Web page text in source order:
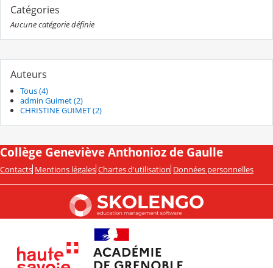
Catégories
Aucune catégorie définie
Auteurs
Tous (4)
admin Guimet (2)
CHRISTINE GUIMET (2)
Collège Geneviève Anthonioz de Gaulle
Contacts Mentions légales Chartes d'utilisation Données personnelles